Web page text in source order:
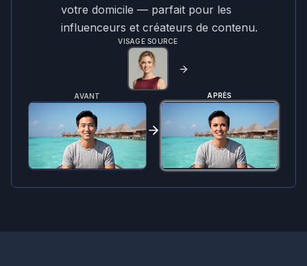
votre domicile — parfait pour les
influenceurs et créateurs de contenu.
VISAGE SOURCE
AVANT APRÈS